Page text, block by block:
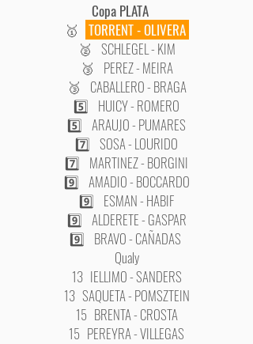
​Copa PLATA
🥇 TORRENT - OLIVERA
🥈 SCHLEGEL - KIM
🥉 PEREZ - MEIRA
🥉 CABALLERO - BRAGA
5️⃣ HUICY - ROMERO
5️⃣ ARAUJO - PUMARES
7️⃣ SOSA - LOURIDO
7️⃣ MARTINEZ - BORGINI
9️⃣ AMADIO - BOCCARDO
9️⃣ ESMAN - HABIF
9️⃣ ALDERETE - GASPAR
9️⃣ BRAVO - CAÑADAS
Qualy
13 IELLIMO - SANDERS
13 SAQUETA - POMSZTEIN
15 BRENTA - CROSTA
15 PEREYRA - VILLEGAS